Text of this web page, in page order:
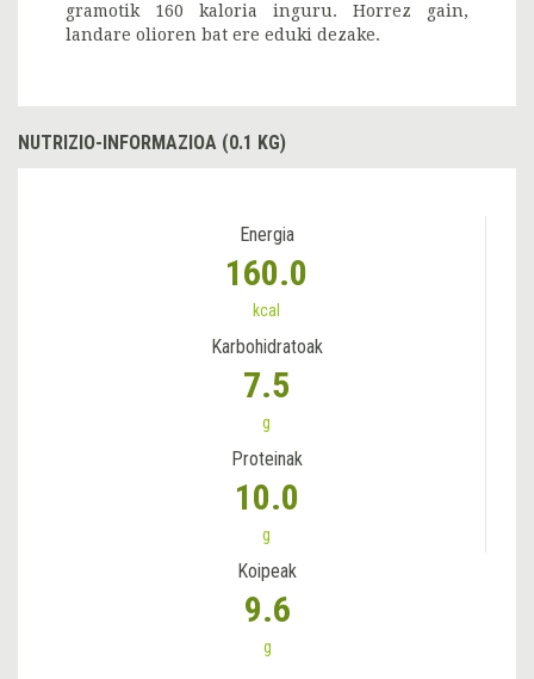
gramotik 160 kaloria inguru. Horrez gain,
landare olioren bat ere eduki dezake.
NUTRIZIO-INFORMAZIOA (0.1 KG)
Energia
160.0
kcal
Karbohidratoak
7.5
g
Proteinak
10.0
g
Koipeak
9.6
g